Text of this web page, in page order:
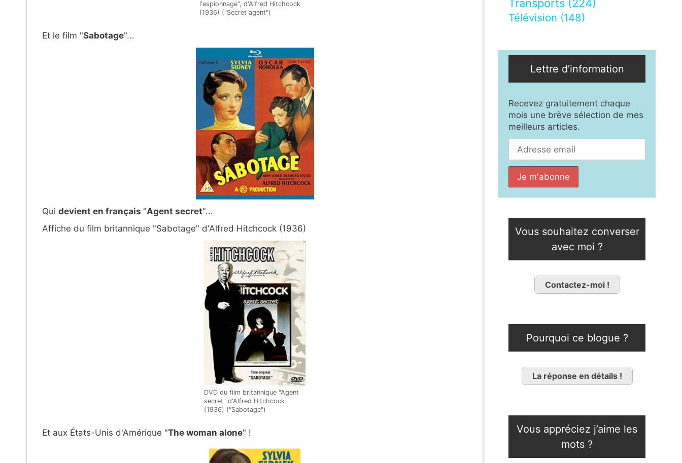
l'espionnage", d'Alfred Hitchcock
(1936) ("Secret agent")
Et le film "Sabotage"...
Qui devient en français "Agent secret"...
Affiche du film britannique "Sabotage" d'Alfred Hitchcock (1936)
DVD du film britannique "Agent
secret" d'Alfred Hitchcock
(1936) ("Sabotage")
Et aux États-Unis d'Amérique "The woman alone" !
Transports (224)
Télévision (148)
Lettre d’information
Recevez gratuitement chaque
mois une brève sélection de mes
meilleurs articles.
Vous souhaitez converser
avec moi ?
Contactez-moi !
Pourquoi ce blogue ?
La réponse en détails !
Vous appréciez j’aime les
mots ?